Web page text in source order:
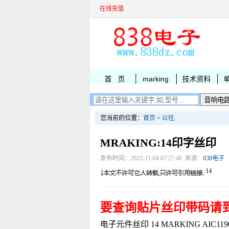
在线充值
首 页 marking 技术资料
您当前的位置： 首页 > 以往.
MRAKING:14印字丝印
发布时间：2022-11-04 07:27:48 来源： 838电子
14
要查询贴片丝印带码请
电子元件丝印 14 MARKING